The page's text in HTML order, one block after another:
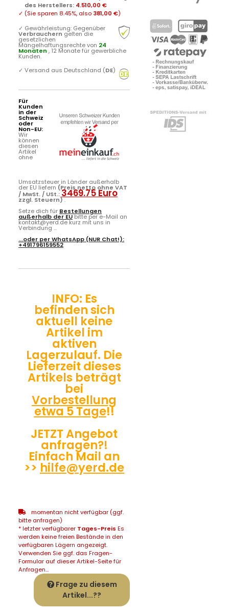
des Herstellers: 4.510,00 €
✓ (Sie sparen 8.45%, also 381,00 €)
✓ Gewährleistung: Gegenüber
Verbrauchern gelten die
gesetzlichen
Mängelhaftungsrechte von 24
Monaten , 12 Monate für gewerbliche
Kunden.
✓ Versand aus Deutschland (DE)
Für
Kunden
in der
Schweiz
oder
Non-EU:
Wir
können
diesen
Artikel
ohne
Umsatzsteuer in Länder außerhalb
der EU liefern (Preis netto ohne VAT
/ MwSt. / USt.:3469.75 Euro
zzgl. Steuern).
Setze dich für Bestellungen
außerhalb der EUbitte per e-Mail an
kontakt@yerd.de kurz mit uns in
Verbindung ...
...oder perWhatsApp (NUR Chat!):
+491796159552
INFO: Es
befinden sich
aktuell keine
Artikel im
aktiven
Lagerzulauf. Die
Lieferzeit dieses
Artikels beträgt
bei
Vorbestellung
etwa 5 Tage!!
JETZT Angebot
anfragen?!
Einfach Mail an
>> hilfe@yerd.de
momentan nicht verfügbar (ggf.
bitte anfragen)
* letzter verfügbarer Tages-Preis Es
werden keine freien Bestände in den
verfügbaren Lägern angezeigt.
Verwenden Sie ggf. das Fragen-
Formular auf dieser Artikel-Seite für
Anfragen...
Frage zu diesem
Artikel...??